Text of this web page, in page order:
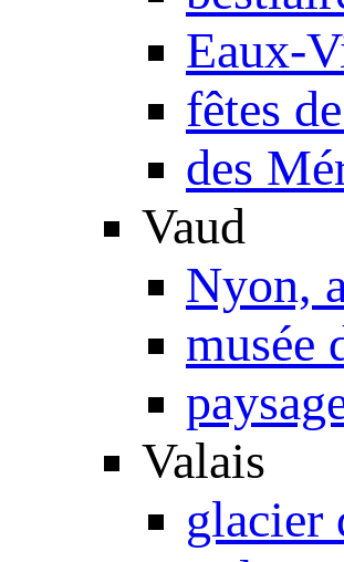
Eaux-
fêtes
des
Vaud
Nyon,
musée
Valais
glacier